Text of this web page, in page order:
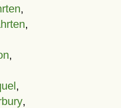
,
,
,
,
,